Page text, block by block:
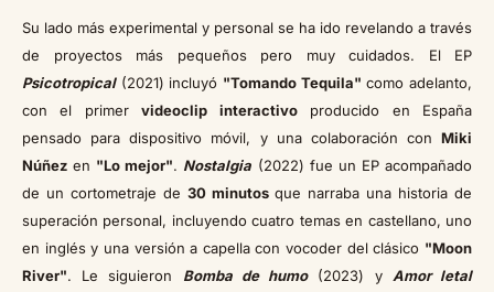
Su lado más experimental y personal se ha ido revelando a través
de proyectos más pequeños pero muy cuidados. El EP
Psicotropical(2021) incluyó "Tomando Tequila" como adelanto,
con el primervideoclip interactivoproducido en España
pensado para dispositivo móvil, y una colaboración con Miki
Núñez en "Lo mejor". Nostalgia (2022) fue un EP acompañado
de un cortometraje de 30 minutosque narraba una historia de
superación personal, incluyendo cuatro temas en castellano, uno
en inglés y una versión a capella con vocoder del clásico "Moon
River". Le siguieron Bomba de humo(2023) y Amor letal